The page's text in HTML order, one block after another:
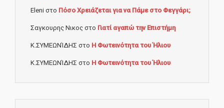
Eleni στο Πόσο Χρειάζεται για να Πάμε στο Φεγγάρι;
Σαγκουρης Νικος στο Γιατί αγαπώ την Επιστήμη
Κ.ΣΥΜΕΩΝΊΔΗΣ στο Η Φωτεινότητα του Ήλιου
Κ.ΣΥΜΕΩΝΊΔΗΣ στο Η Φωτεινότητα του Ήλιου